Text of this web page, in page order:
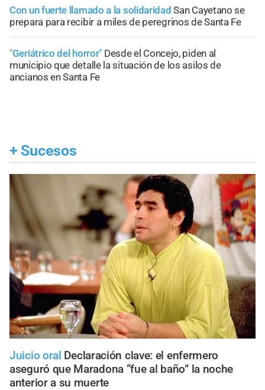
Con un fuerte llamado a la solidaridad San Cayetano se
prepara para recibir a miles de peregrinos de Santa Fe
"Geriátrico del horror" Desde el Concejo, piden al
municipio que detalle la situación de los asilos de
ancianos en Santa Fe
+ Sucesos
Juicio oral Declaración clave: el enfermero
aseguró que Maradona “fue al baño” la noche
anterior a su muerte